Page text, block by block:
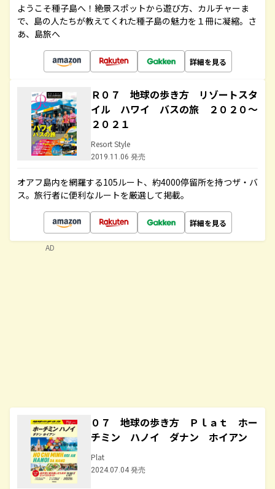
ようこそ種子島へ！絶景スポットから遊び方、カルチャーま
で、島の人たちが教えてくれた種子島の魅力を１冊に凝縮。さ
あ、島旅へ
詳細を見る
Ｒ０７ 地球の歩き方 リゾートスタ
イル ハワイ バスの旅 ２０２０～
２０２１
Resort Style
2019.11.06 発売
オアフ島内を網羅する105ルート、約4000停留所を持つザ・バ
ス。旅行者に便利なルートを厳選して掲載。
詳細を見る
０７ 地球の歩き方 Ｐｌａｔ ホー
チミン ハノイ ダナン ホイアン
Plat
2024.07.04 発売
AD